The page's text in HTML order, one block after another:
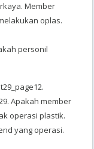
Member
oplas.
personil
Apakah member
operasi plastik.
yang operasi.